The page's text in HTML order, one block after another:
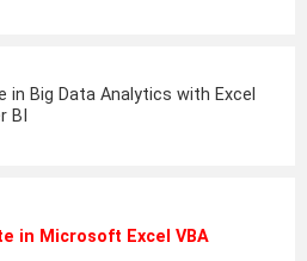
in Big Data Analytics with Excel
BI
in Microsoft Excel VBA